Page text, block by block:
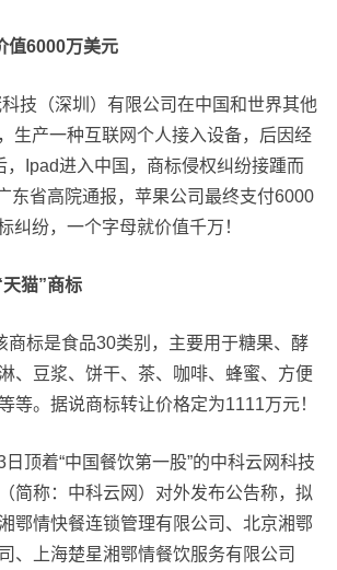
值6000万美元
技（深圳）有限公司在中国和世界其他
生产一种互联网个人接入设备，后因经
，Ipad进入中国，商标侵权纠纷接踵而
东省高院通报，苹果公司最终支付6000
纠纷，一个字母就价值千万！
猫”商标
商标是食品30类别，主要用于糖果、酵
、豆浆、饼干、茶、咖啡、蜂蜜、方便
等。据说商标转让价格定为1111万元！
顶着“中国餐饮第一股”的中科云网科技
简称：中科云网）对外发布公告称，拟
鄂情快餐连锁管理有限公司、北京湘鄂
、上海楚星湘鄂情餐饮服务有限公司